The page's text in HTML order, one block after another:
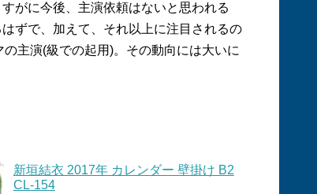
がに今後、主演依頼はないと思われる
ずで、加えて、それ以上に注目されるの
主演(級での起用)。その動向には大いに
新垣結衣 2017年 カレンダー 壁掛け B2
CL-154